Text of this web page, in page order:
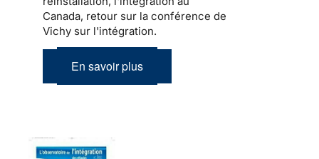
Canada, retour sur la conférence de
Vichy sur l'intégration.
En savoir plus